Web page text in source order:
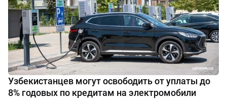
Узбекистанцев могут освободить от уплаты до
8% годовых по кредитам на электромобили